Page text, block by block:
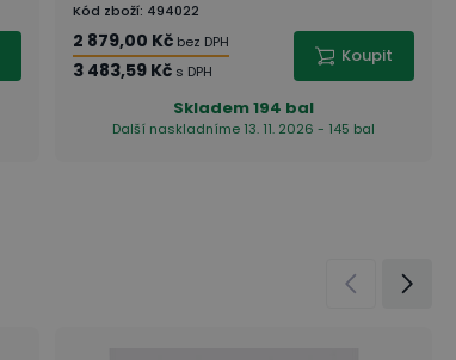
Kód zboží: 494022
2 879,00 Kč bez DPH
3 483,59 Kč s DPH
Koupit
Skladem194 bal
Další naskladníme 13. 11. 2026 - 145 bal